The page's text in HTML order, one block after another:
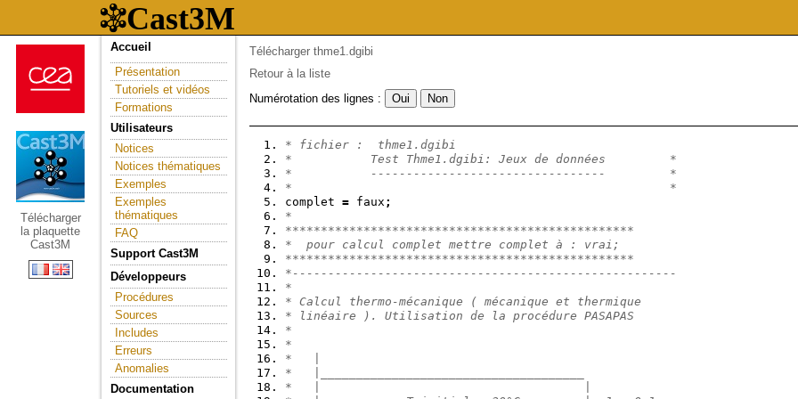
Télécharger
la plaquette
Cast3M
Accueil
Présentation
Tutoriels et vidéos
Formations
Utilisateurs
Notices
Notices thématiques
Exemples
Exemples
thématiques
FAQ
Support Cast3M
Développeurs
Procédures
Sources
Includes
Erreurs
Anomalies
Documentation
Télécharger thme1.dgibi
Retour à la liste
Numérotation des lignes :
* fichier :  thme1.dgibi
*           Test Thme1.dgibi: Jeux de données         *
*           ---------------------------------         *
*                                                     *
complet = faux ;
*
*************************************************
*  pour calcul complet mettre complet à : vrai;
*************************************************
*------------------------------------------------------
*
* Calcul thermo-mécanique ( mécanique et thermique
* linéaire ). Utilisation de la procédure PASAPAS
*
*
*   |
*   |_____________________________________
*   |                                     |